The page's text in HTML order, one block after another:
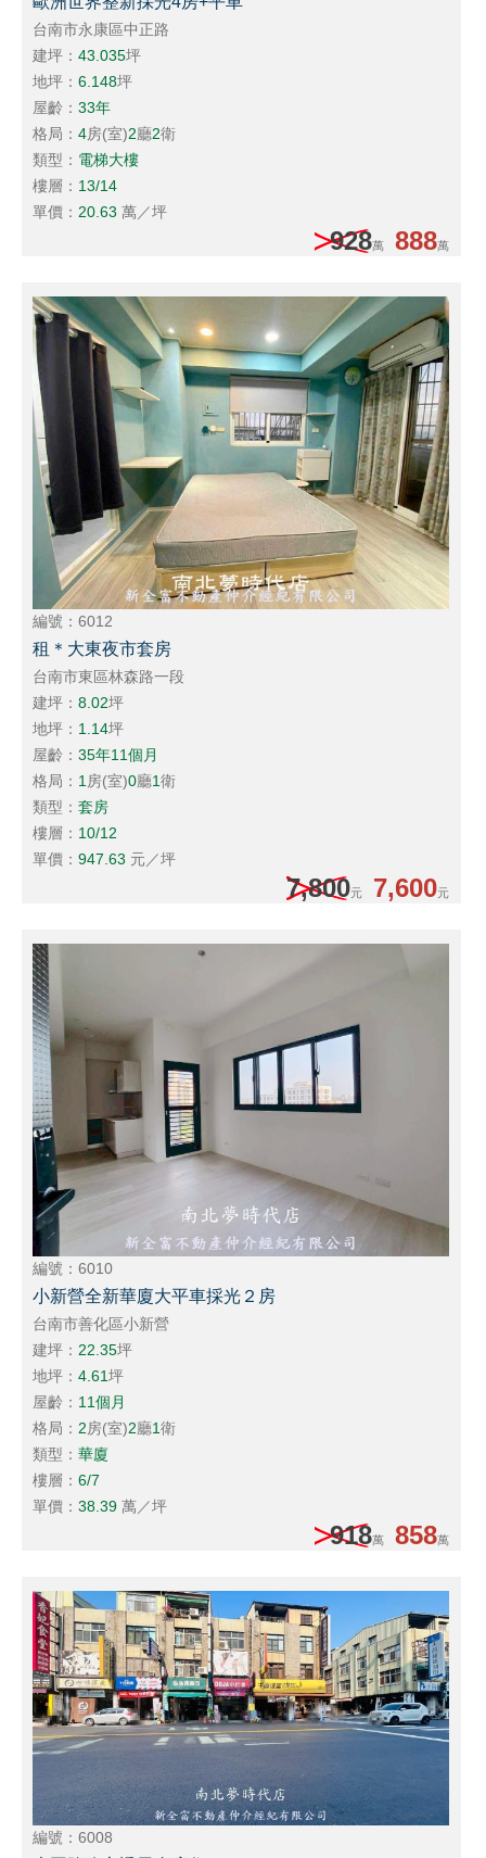
台南市永康區中正路
建坪：43.035坪
地坪：6.148坪
屋齡：33年
格局：4房(室)2廳2衛
類型： 電梯大樓
樓層： 13/14
單價： 20.63 萬／坪
928萬 888萬
編號：6012
租＊大東夜市套房
台南市東區林森路一段
建坪：8.02坪
地坪： 1.14坪
屋齡：35年11個月
格局： 1 房(室)0廳1衛
類型：套房
樓層： 10/12
單價：947.63 元／坪
7,800元 7,600元
編號：6010
小新營全新華廈大平車採光２房
台南市善化區小新營
建坪： 22.35坪
地坪：4.61坪
屋齡： 11個月
格局： 2房(室)2廳1衛
類型：華廈
樓層：6/7
單價：38.39 萬／坪
918萬 858萬
編號：6008